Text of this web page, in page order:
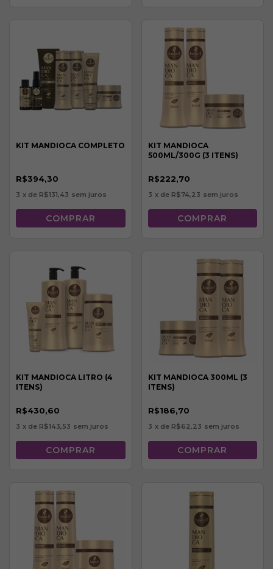
KIT MANDIOCA COMPLETO
R$394,30
3 x de R$131,43 sem juros
KIT MANDIOCA
500ML/300G (3 ITENS)
R$222,70
3 x de R$74,23 sem juros
KIT MANDIOCA LITRO (4
ITENS)
R$430,60
3 x de R$143,53 sem juros
KIT MANDIOCA 300ML (3
ITENS)
R$186,70
3 x de R$62,23 sem juros